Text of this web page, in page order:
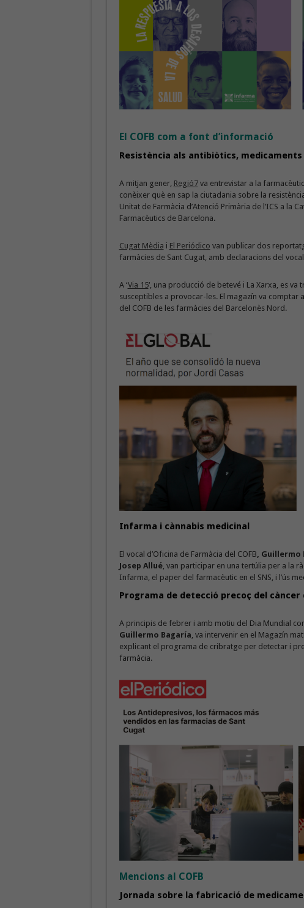
El COFB com a font d’informació
Resistència als antibiòtics, medicaments
A mitjan gener, Regió7va entrevistar a la
conèixer què en sap la ciutadania sobre la
Unitat de Farmàcia d’Atenció Primària de l’ICS a la
Farmacèutics de Barcelona.
Cugat Mèdia i El Periódico van publicar dos
farmàcies de Sant Cugat, amb declaracions del
A ‘Via 15‘, una producció de betevé i La Xarxa, es
susceptibles a provocar-les. El magazín va comptar
del COFB de les farmàcies del Barcelonès Nord.
Infarma i cànnabis medicinal
El vocal d’Oficina de Farmàcia del COFB, Guillermo
Josep Allué, van participar en una tertúlia per a la
Infarma, el paper del farmacèutic en el SNS, i l’ús
Programa de detecció precoç del càncer
A principis de febrer i amb motiu del Dia Mundial
Guillermo Bagaría, va intervenir en el Magazín
explicant el programa de cribratge per detectar i
farmàcia.
Mencions al COFB
Jornada sobre la fabricació de